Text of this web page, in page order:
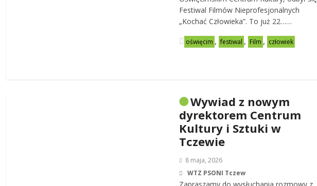
Festiwal Filmów Nieprofesjonalnych
„Kochać Człowieka”. To już 22……
oświęcim , festiwal , Film , człowiek
Wywiad z nowym
dyrektorem Centrum
Kultury i Sztuki w
Tczewie
8 maja, 2026
WTZ PSONI Tczew